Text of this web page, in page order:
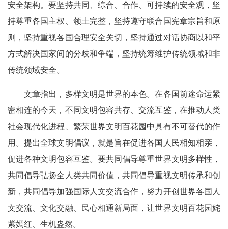
安全架构。要坚持共同、综合、合作、可持续的安全观，坚
持尊重各国主权、领土完整，坚持遵守联合国宪章宗旨和原
则，坚持重视各国合理安全关切，坚持通过对话协商以和平
方式解决国家间的分歧和争端，坚持统筹维护传统领域和非
传统领域安全。
文章指出，多样文明是世界的本色。在各国前途命运紧
密相连的今天，不同文明包容共存、交流互鉴，在推动人类
社会现代化进程、繁荣世界文明百花园中具有不可替代的作
用。提出全球文明倡议，就是旨在促进各国人民相知相亲，
促进各种文明包容互鉴。要共同倡导尊重世界文明多样性，
共同倡导弘扬全人类共同价值，共同倡导重视文明传承和创
新，共同倡导加强国际人文交流合作，努力开创世界各国人
文交流、文化交融、民心相通新局面，让世界文明百花园姹
紫嫣红、生机盎然。